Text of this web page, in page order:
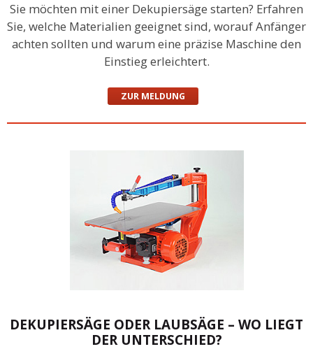
Sie möchten mit einer Dekupiersäge starten? Erfahren
Sie, welche Materialien geeignet sind, worauf Anfänger
achten sollten und warum eine präzise Maschine den
Einstieg erleichtert.
ZUR MELDUNG
DEKUPIERSÄGE ODER LAUBSÄGE – WO LIEGT
DER UNTERSCHIED?